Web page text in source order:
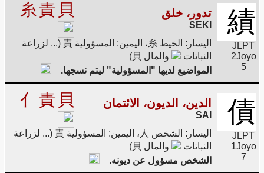
績
JLPT
2Joyo
5
تدور، خلق
SEKI
糸責 貝
اليسار: الخيط 糸، اليمين: المسؤولية 責 (... لزراعة
النباتات
والمال 貝)
المواضيع لديها "المسؤولية" ليتم نسجها.
債
JLPT
1Joyo
7
الدين، الديون، الائتمان
SAI
亻 責 貝
اليسار: الشخص 人، اليمين: المسؤولية 責 (... لزراعة
النباتات
والمال 貝)
الشخص مسؤول عن ديونه.